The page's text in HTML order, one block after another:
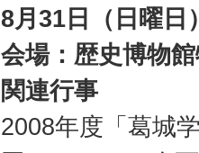
8月31日（日曜日
会場：歴史博物
関連行事
2008年度「葛城